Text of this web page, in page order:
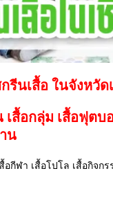
รีนเสื้อ ในจังหวัด
เสื้อกลุ่ม เสื้อฟุตบ
น
กีฬา เสื้อโปโล เสื้อกิจก